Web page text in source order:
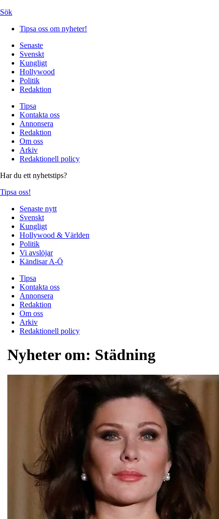
Sök
Tipsa oss om nyheter!
Senaste
Svenskt
Kungligt
Hollywood
Politik
Redaktion
Tipsa
Kontakta oss
Annonsera
Redaktion
Om oss
Arkiv
Redaktionell policy
Har du ett nyhetstips?
Tipsa oss!
Senaste nytt
Svenskt
Kungligt
Hollywood & Världen
Politik
Vi avslöjar
Kändisar A-Ö
Tipsa
Kontakta oss
Annonsera
Redaktion
Om oss
Arkiv
Redaktionell policy
Nyheter om: Städning